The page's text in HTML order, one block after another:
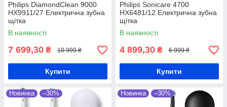
Philips DiamondClean 9000
HX9911/27 Електрична зубна
щітка
В наявності
7 699,30 ₴ 10 999 ₴
Купити
Philips Sonicare 4700
HX6481/12 Електрична зубна
щітка
В наявності
4 899,30 ₴ 6 999 ₴
Купити
Новинка –30% Новинка –30%